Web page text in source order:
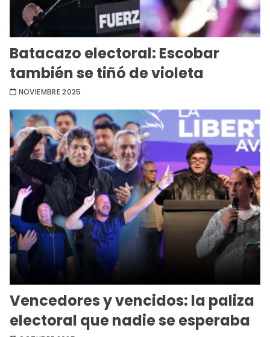
Batacazo electoral: Escobar
también se tiñó de violeta
NOVIEMBRE 2025
Vencedores y vencidos: la paliza
electoral que nadie se esperaba